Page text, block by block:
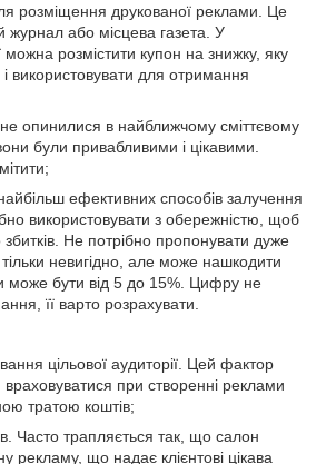
розміщення друкованої реклами. Це
журнал або місцева газета. У
можна розмістити купон на знижку, яку
і використовувати для отримання
опинилися в найближчому сміттєвому
були привабливими і цікавими.
ефективних способів залучення
використовувати з обережністю, щоб
Не потрібно пропонувати дуже
невигідно, але може нашкодити
може бути від 5 до 15%. Цифру не
її варто розрахувати.
цільової аудиторії. Цей фактор
при створенні реклами
тратою коштів;
Часто трапляється так, що салон
рекламу, що надає клієнтові цікава